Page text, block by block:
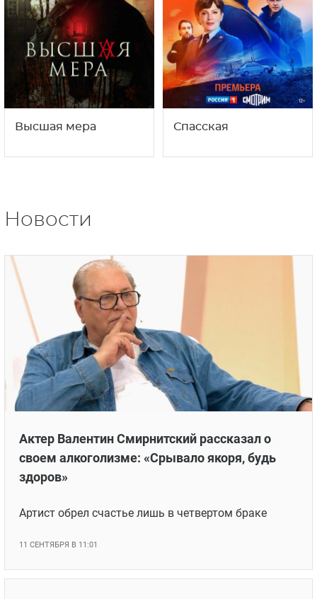
Высшая мера Спасская
Новости
Актер Валентин Смирнитский рассказал о
своем алкоголизме: «Срывало якоря, будь
здоров»
Артист обрел счастье лишь в четвертом браке
11 СЕНТЯБРЯ В 11:01